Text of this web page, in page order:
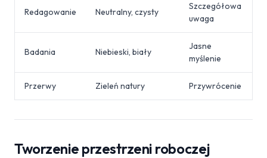
Redagowanie Neutralny, czysty
Szczegółowa
uwaga
Badania Niebieski, biały
Jasne
myślenie
Przerwy Zieleń natury Przywrócenie
Tworzenie przestrzeni roboczej